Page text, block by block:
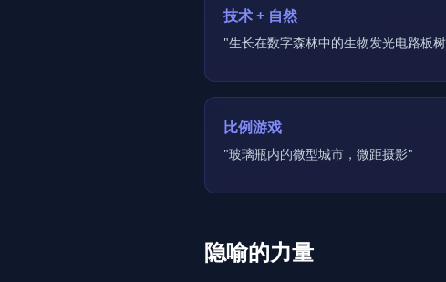
技术 + 自然
"生长在数字森林中的生物发光电路板
比例游戏
"玻璃瓶内的微型城市，微距摄影"
隐喻的力量